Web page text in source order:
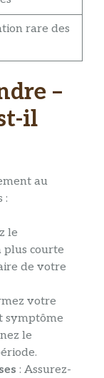
rare des
–
il
au
:
le
courte
de votre
votre
symptôme
le
: Assurez-